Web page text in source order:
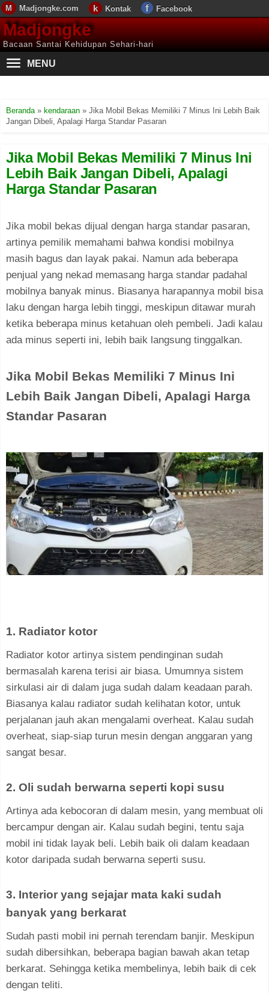
Madjongke.com Kontak Facebook
Madjongke
Bacaan Santai Kehidupan Sehari-hari
MENU
Beranda» kendaraan » Jika Mobil Bekas Memiliki 7 Minus Ini Lebih Baik
Jangan Dibeli, Apalagi Harga Standar Pasaran
Jika Mobil Bekas Memiliki 7 Minus Ini
Lebih Baik Jangan Dibeli, Apalagi
Harga Standar Pasaran
Jika mobil bekas dijual dengan harga standar pasaran,
artinya pemilik memahami bahwa kondisi mobilnya
masih bagus dan layak pakai. Namun ada beberapa
penjual yang nekad memasang harga standar padahal
mobilnya banyak minus. Biasanya harapannya mobil bisa
laku dengan harga lebih tinggi, meskipun ditawar murah
ketika beberapa minus ketahuan oleh pembeli. Jadi kalau
ada minus seperti ini, lebih baik langsung tinggalkan.
Jika Mobil Bekas Memiliki 7 Minus Ini
Lebih Baik Jangan Dibeli, Apalagi Harga
Standar Pasaran
1. Radiator kotor
Radiator kotor artinya sistem pendinginan sudah
bermasalah karena terisi air biasa. Umumnya sistem
sirkulasi air di dalam juga sudah dalam keadaan parah.
Biasanya kalau radiator sudah kelihatan kotor, untuk
perjalanan jauh akan mengalami overheat. Kalau sudah
overheat, siap-siap turun mesin dengan anggaran yang
sangat besar.
2. Oli sudah berwarna seperti kopi susu
Artinya ada kebocoran di dalam mesin, yang membuat oli
bercampur dengan air. Kalau sudah begini, tentu saja
mobil ini tidak layak beli. Lebih baik oli dalam keadaan
kotor daripada sudah berwarna seperti susu.
3. Interior yang sejajar mata kaki sudah
banyak yang berkarat
Sudah pasti mobil ini pernah terendam banjir. Meskipun
sudah dibersihkan, beberapa bagian bawah akan tetap
berkarat. Sehingga ketika membelinya, lebih baik di cek
dengan teliti.